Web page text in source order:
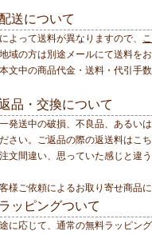
送について
よって送料が異なりますので、
域の方は別途メールにて送料をお
文中の商品代金・送料・代引手
品・交換について
一発送中の破損、不良品、あるい
さい。ご返品の際の返送料はこ
注文間違い、思っていた感じと違
客様ご依頼によるお取り寄せ商品
ラッピングついて
に応じて、通常の無料ラッピン